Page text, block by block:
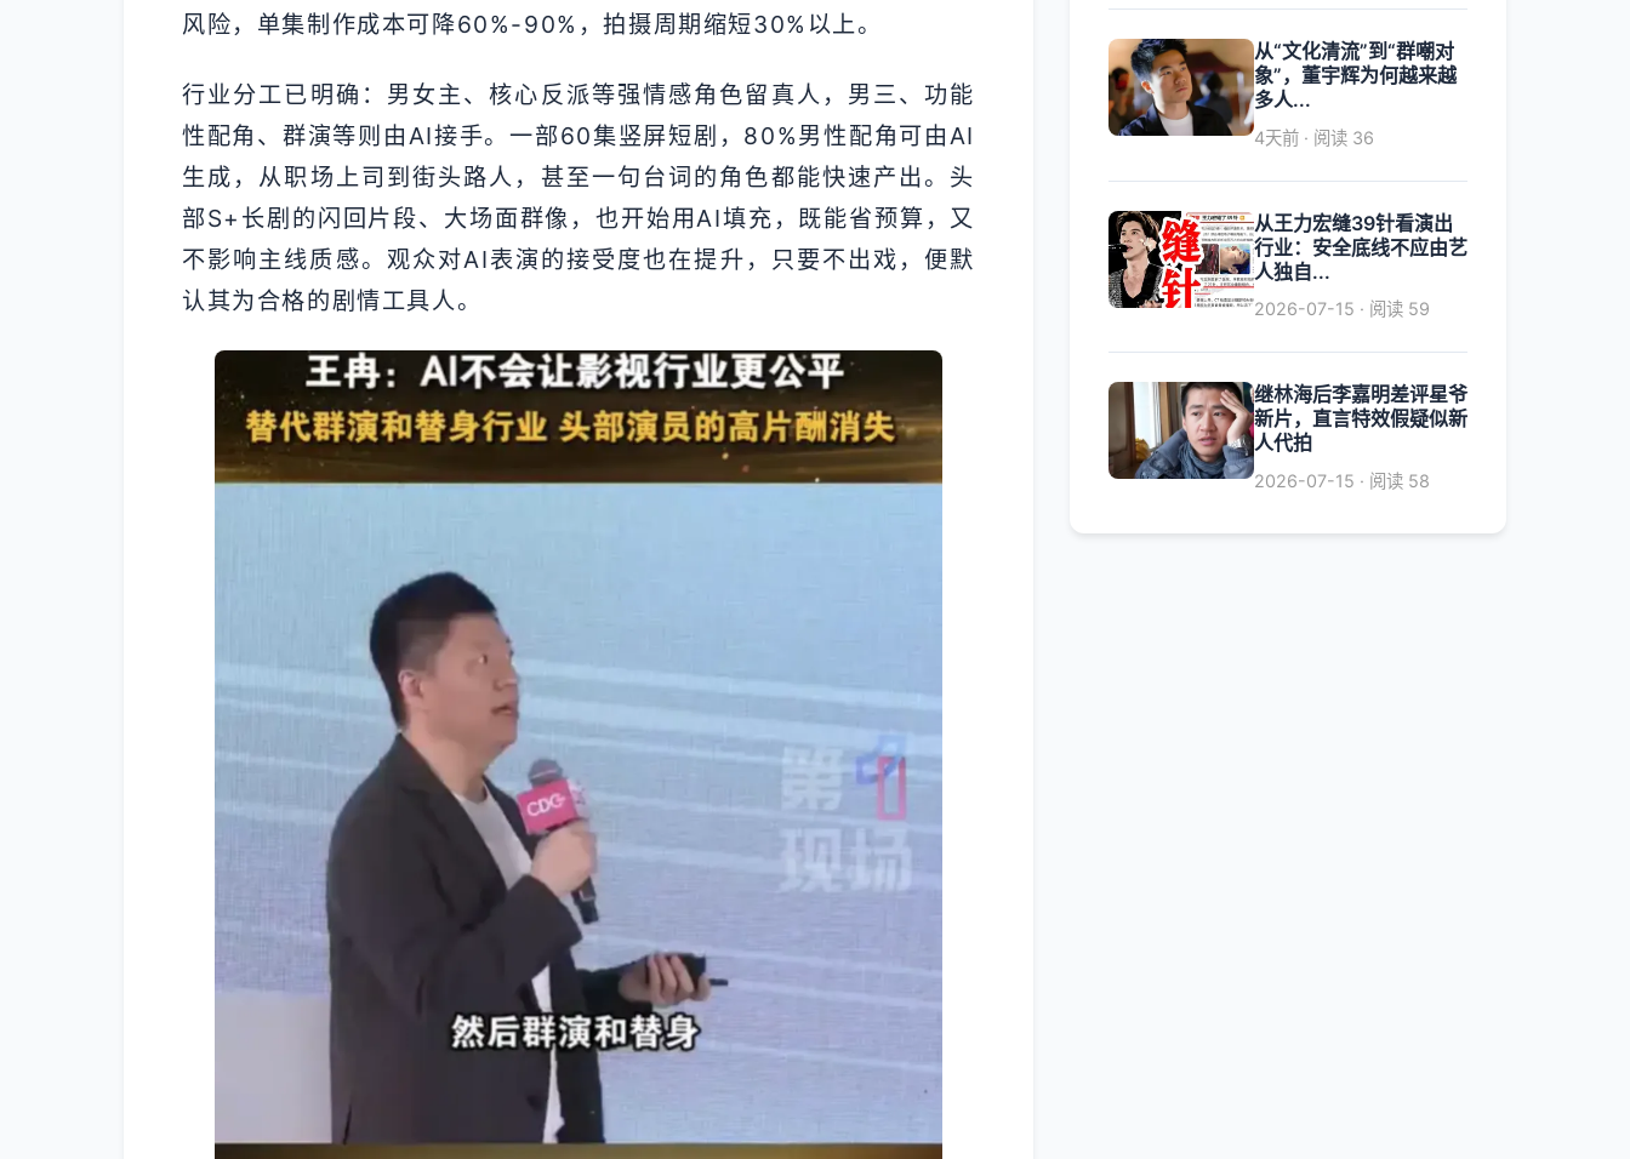
风险，单集制作成本可降60%-90%，拍摄周期缩短30%以上。
行业分工已明确：男女主、核心反派等强情感角色留真人，男三、功能
性配角、群演等则由AI接手。一部60集竖屏短剧，80%男性配角可由AI
生成，从职场上司到街头路人，甚至一句台词的角色都能快速产出。头
部S+长剧的闪回片段、大场面群像，也开始用AI填充，既能省预算，又
不影响主线质感。观众对AI表演的接受度也在提升，只要不出戏，便默
认其为合格的剧情工具人。
从“文化清流”到“群嘲对
象”，董宇辉为何越来越
多人...
4天前 · 阅读 36
从王力宏缝39针看演出
行业：安全底线不应由艺
人独自...
2026-07-15 · 阅读 59
继林海后李嘉明差评星爷
新片，直言特效假疑似新
人代拍
2026-07-15 · 阅读 58